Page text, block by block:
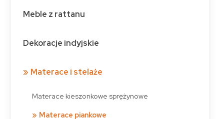
Meble z rattanu
Dekoracje indyjskie
Materace i stelaże
Materace kieszonkowe sprężynowe
Materace piankowe